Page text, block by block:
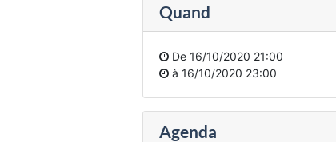
Quand
De 16/10/2020 21:00
à 16/10/2020 23:00
Agenda